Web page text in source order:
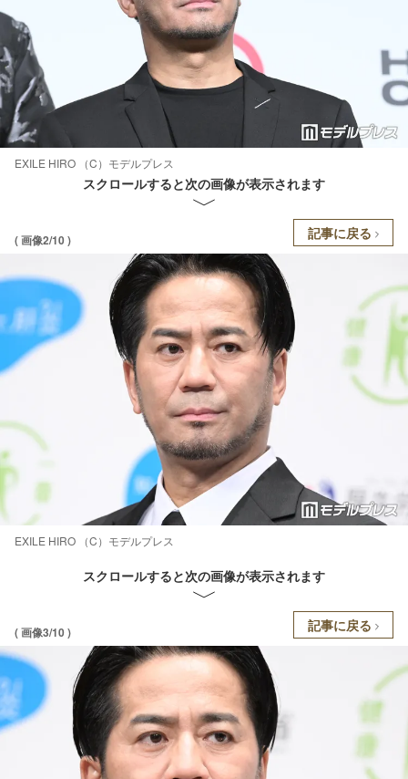
EXILE HIRO （C）モデルプレス
スクロールすると次の画像が表示されます
( 画像2/10 ) 記事に戻る
EXILE HIRO （C）モデルプレス
スクロールすると次の画像が表示されます
( 画像3/10 ) 記事に戻る